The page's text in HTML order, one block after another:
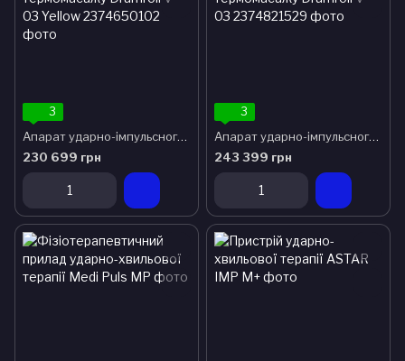
3
Апарат ударно-імпульсного вакуумного термомасажу Drumroll V-03 Yellow
230 699 грн
3
Апарат ударно-імпульсного вакуумного термомасажу Drumroll V-03
243 399 грн